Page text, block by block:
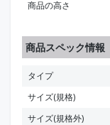
商品の高さ
商品スペック情報
タイプ
サイズ(規格)
サイズ(規格外)